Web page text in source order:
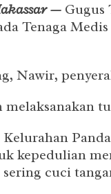
— Gugus
Tenaga
Nawir,
kepedulian
cuci